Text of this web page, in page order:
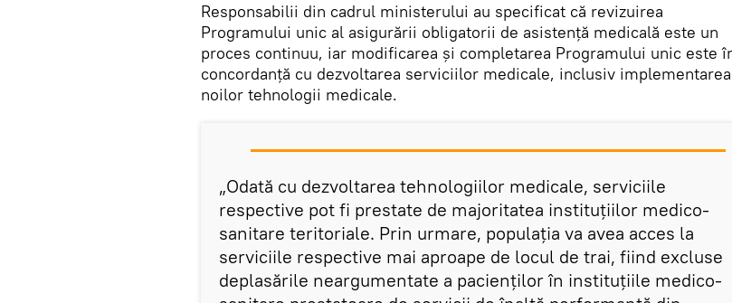
Responsabilii din cadrul ministerului au specificat că revizuirea
Programului unic al asigurării obligatorii de asistență medicală este un
proces continuu, iar modificarea și completarea Programului unic este
concordanță cu dezvoltarea serviciilor medicale, inclusiv implementarea
noilor tehnologii medicale.
„Odată cu dezvoltarea tehnologiilor medicale, serviciile
respective pot fi prestate de majoritatea instituţiilor medico-
sanitare teritoriale. Prin urmare, populația va avea acces la
serviciile respective mai aproape de locul de trai, fiind excluse
deplasările neargumentate a pacienților în instituțiile medico-